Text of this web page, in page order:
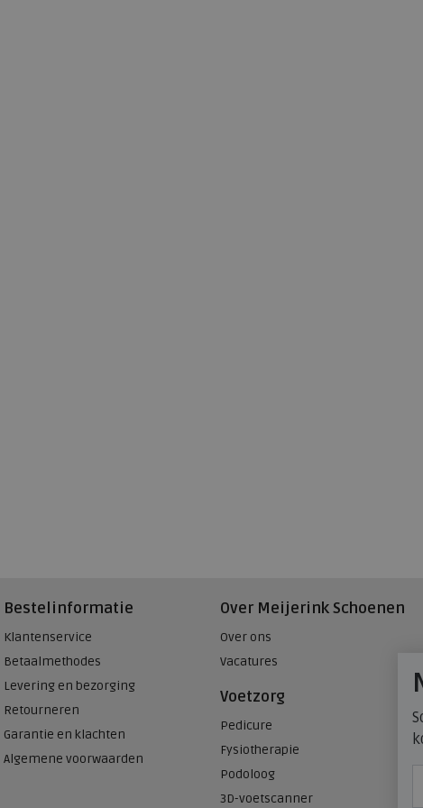
Bestelinformatie
Klantenservice
Betaalmethodes
Levering en bezorging
Retourneren
Garantie en klachten
Algemene voorwaarden
Over Meijerink Schoenen
Over ons
Vacatures
Voetzorg
Pedicure
Fysiotherapie
Podoloog
3D-voetscanner